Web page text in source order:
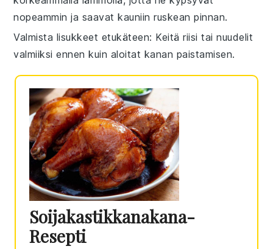
nopeammin ja saavat kauniin ruskean pinnan.
Valmista lisukkeet etukäteen: Keitäriisi tainuudelit
valmiiksi ennen kuin aloitat kanan paistamisen.
Soijakastikkanakana-
Resepti